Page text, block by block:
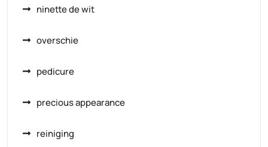
ninette de wit
overschie
pedicure
precious appearance
reiniging